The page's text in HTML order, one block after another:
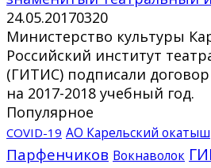
24.05.20170320
Министерство культуры
Российский институт
(ГИТИС) подписали
на 2017-2018 учебный год.
Популярное
COVID-19 АО Карельский окатыш
Парфенчиков Вокнаволок